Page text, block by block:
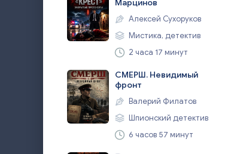
Марцинов
Алексей Сухоруков
Мистика, детектив
2 часа 17 минут
СМЕРШ. Невидимый
фронт
Валерий Филатов
Шпионский детектив
6 часов 57 минут